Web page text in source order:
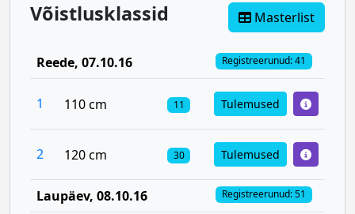
Võistlusklassid Masterlist
Reede, 07.10.16 Registreerunud: 41
1 110 cm 11 Tulemused
2 120 cm 30 Tulemused
Laupäev, 08.10.16 Registreerunud: 51